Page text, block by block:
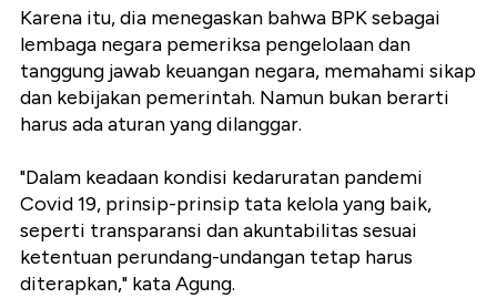
Karena itu, dia menegaskan bahwa BPK sebagai
lembaga negara pemeriksa pengelolaan dan
tanggung jawab keuangan negara, memahami sikap
dan kebijakan pemerintah. Namun bukan berarti
harus ada aturan yang dilanggar.
"Dalam keadaan kondisi kedaruratan pandemi
Covid 19, prinsip-prinsip tata kelola yang baik,
seperti transparansi dan akuntabilitas sesuai
ketentuan perundang-undangan tetap harus
diterapkan," kata Agung.